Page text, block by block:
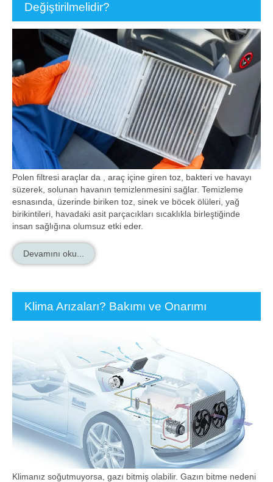
Değiştirilmelidir?
Polen filtresi araçlar da , araç içine giren toz, bakteri ve havayı
süzerek, solunan havanın temizlenmesini sağlar. Temizleme
esnasında, üzerinde biriken toz, sinek ve böcek ölüleri, yağ
birikintileri, havadaki asit parçacıkları sıcaklıkla birleştiğinde
insan sağlığına olumsuz etki eder.
Devamını oku...
Klima Arızaları? Bakımı ve Onarımı
Klimanız soğutmuyorsa, gazı bitmiş olabilir. Gazın bitme nedeni